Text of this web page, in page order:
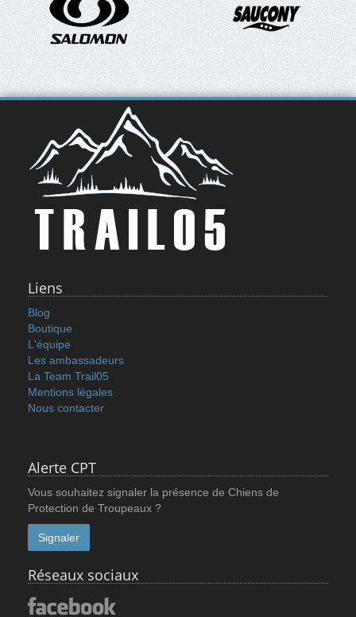
Liens
Blog
Boutique
L'équipe
Les ambassadeurs
La Team Trail05
Mentions légales
Nous contacter
Alerte CPT
Vous souhaitez signaler la présence de Chiens de
Protection de Troupeaux ?
Signaler
Réseaux sociaux